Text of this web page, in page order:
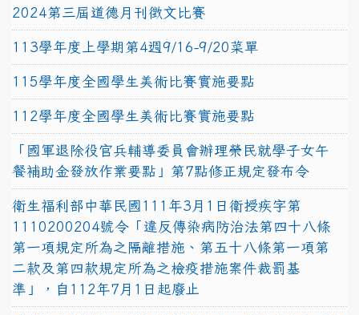
2024第三屆道德月刊徵文比賽
113學年度上學期第4週9/16-9/20菜單
115學年度全國學生美術比賽實施要點
112學年度全國學生美術比賽實施要點
「國軍退除役官兵輔導委員會辦理榮民就學子女午
餐補助金發放作業要點」第7點修正規定發布令
衛生福利部中華民國111年3月1日衛授疾字第
1110200204號令「違反傳染病防治法第四十八條
第一項規定所為之隔離措施、第五十八條第一項第
二款及第四款規定所為之檢疫措施案件裁罰基
準」，自112年7月1日起廢止